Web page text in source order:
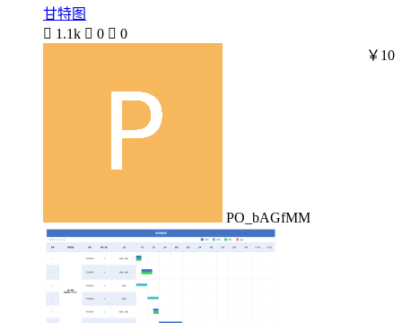
甘特图
 1.1k  0  0
PO_bAGfMM
￥10